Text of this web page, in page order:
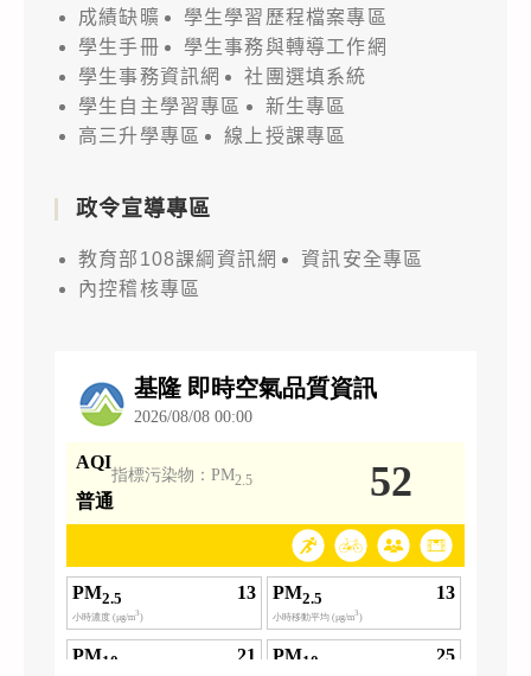
成績缺曠
學生學習歷程檔案專區
學生手冊
學生事務與轉導工作網
學生事務資訊網
社團選填系統
學生自主學習專區
新生專區
高三升學專區
線上授課專區
政令宣導專區
教育部108課綱資訊網
資訊安全專區
內控稽核專區